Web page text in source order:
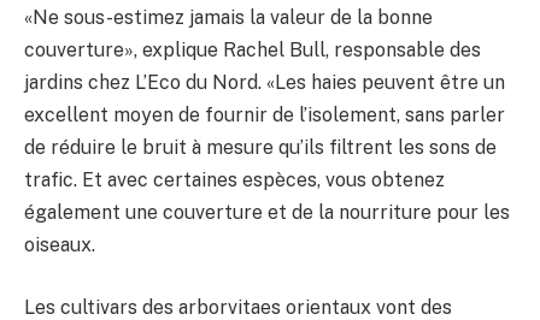
«Ne sous-estimez jamais la valeur de la bonne
couverture», explique Rachel Bull, responsable des
jardins chez L’Eco du Nord. «Les haies peuvent être un
excellent moyen de fournir de l’isolement, sans parler
de réduire le bruit à mesure qu’ils filtrent les sons de
trafic. Et avec certaines espèces, vous obtenez
également une couverture et de la nourriture pour les
oiseaux.
Les cultivars des arborvitaes orientaux vont des